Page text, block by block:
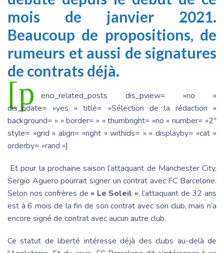
mois de janvier 2021.
Beaucoup de propositions, de
rumeurs et aussi de signatures
de contrats déjà.
[p
enci_related_posts dis_pview= »no »
dis_pdate= »yes » title= »Sélection de la rédaction »
background= » » border= » » thumbright= »no » number= »2″
style= »grid » align= »right » withids= » » displayby= »cat »
orderby= »rand »]
Et pour la prochaine saison l’attaquant de Manchester City,
Sergio Aguero pourrait signer un contrat avec FC Barcelone.
Selon nos confrères de « Le Soleil », l’attaquant de 32 ans
est à 6 mois de la fin de son contrat avec son club, mais n’a
encore signé de contrat avec aucun autre club.
Ce statut de liberté intéresse déjà des clubs au-delà de